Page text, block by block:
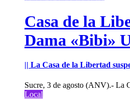
Casa de la
Dama «Bibi»
|| La Casa de la Libertad
Sucre, 3 de agosto (ANV).- La
Local